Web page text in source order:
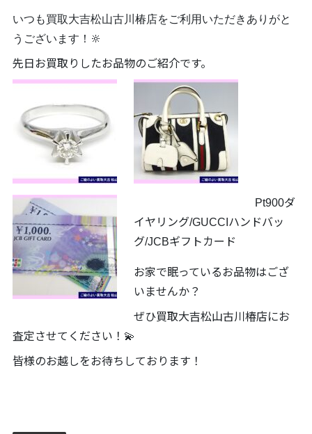
いつも買取大吉松山古川椿店をご利用いただきありがと
うございます！🔆
先日お買取りしたお品物のご紹介です。
Pt900ダ
イヤリング/GUCCIハンドバッ
グ/JCBギフトカード
お家で眠っているお品物はござ
いませんか？
ぜひ買取大吉松山古川椿店にお
査定させてください！💫
皆様のお越しをお待ちしております！